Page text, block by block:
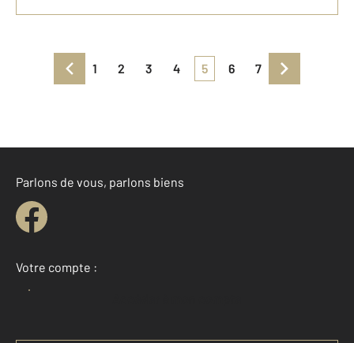
1 2 3 4 5 6 7
Parlons de vous, parlons biens
Votre compte :